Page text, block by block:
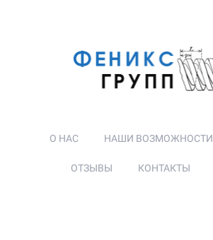
О НАС НАШИ ВОЗМОЖНОСТИ
ОТЗЫВЫ КОНТАКТЫ